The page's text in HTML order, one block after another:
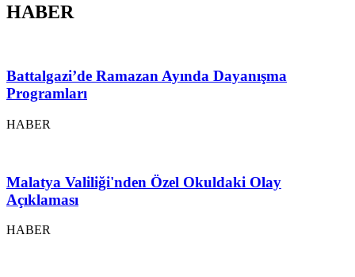
HABER
Battalgazi’de Ramazan Ayında Dayanışma
Programları
HABER
Malatya Valiliği'nden Özel Okuldaki Olay
Açıklaması
HABER